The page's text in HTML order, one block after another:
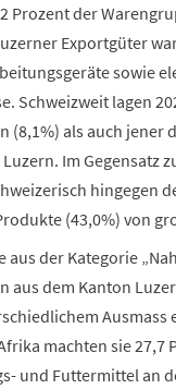
Prozent der
Exportgüter
sowie
Schweizweit lagen
(8,1%) als auch jener
Im Gegensatz
hingegen
(43,0%) von
aus der Kategorie
aus dem Kanton
Ausmass
machten sie 27,7
und Futtermittel an